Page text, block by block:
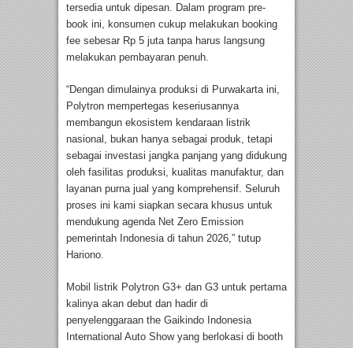
tersedia untuk dipesan. Dalam program pre-
book ini, konsumen cukup melakukan booking
fee sebesar Rp 5 juta tanpa harus langsung
melakukan pembayaran penuh.
“Dengan dimulainya produksi di Purwakarta ini,
Polytron mempertegas keseriusannya
membangun ekosistem kendaraan listrik
nasional, bukan hanya sebagai produk, tetapi
sebagai investasi jangka panjang yang didukung
oleh fasilitas produksi, kualitas manufaktur, dan
layanan purna jual yang komprehensif. Seluruh
proses ini kami siapkan secara khusus untuk
mendukung agenda Net Zero Emission
pemerintah Indonesia di tahun 2026,” tutup
Hariono.
Mobil listrik Polytron G3+ dan G3 untuk pertama
kalinya akan debut dan hadir di
penyelenggaraan the Gaikindo Indonesia
International Auto Show yang berlokasi di booth